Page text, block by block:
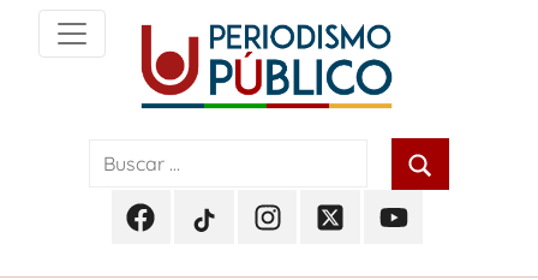
content
Periodismo
PúblicoFacebook
Periodismo
TikTok
Periodismo
InstagramTwitterYoutube